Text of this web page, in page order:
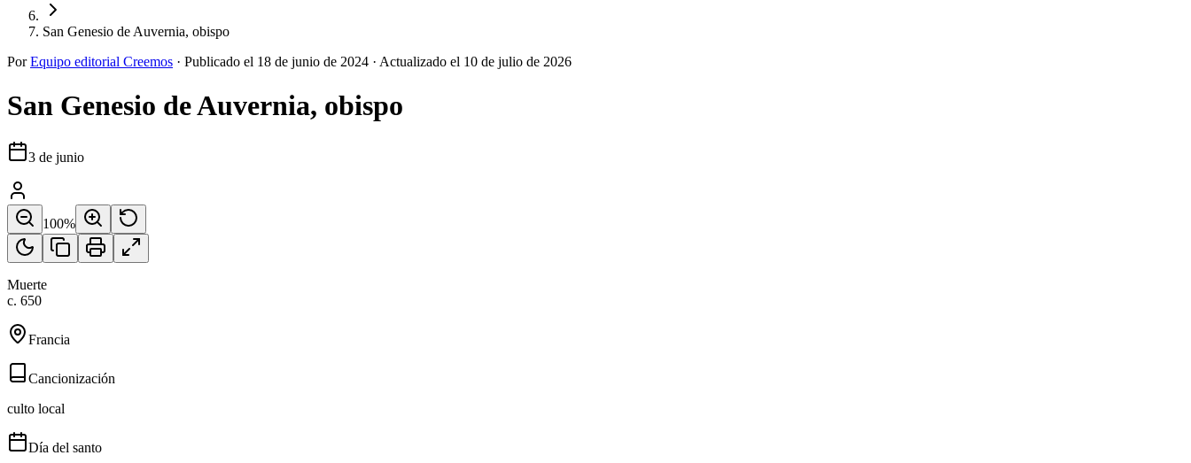
San Genesio de Auvernia, obispo
Por Equipo editorial Creemos · Publicado el 18 de junio de 2024 · Actualizado el 10 de julio de 2026
San Genesio de Auvernia, obispo
3 de junio
100%
Muerte
c. 650
Francia
Cancionización
culto local
Día del santo